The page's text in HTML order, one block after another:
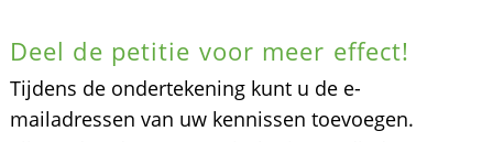
Deel de petitie voor meer effect!
Tijdens de ondertekening kunt u de e-
mailadressen van uw kennissen toevoegen.